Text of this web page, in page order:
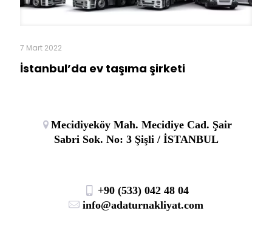
7 Mart 2022
İstanbul’da ev taşıma şirketi
Mecidiyeköy Mah. Mecidiye Cad. Şair
Sabri Sok. No: 3 Şişli / İSTANBUL
+90 (533) 042 48 04
info@adaturnakliyat.com